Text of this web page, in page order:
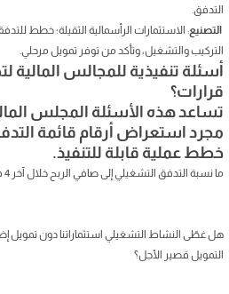
التدفق.
التصنيع: الاستثمارات الرأسمالية الثقيلة؛ خطط
التركيب والتشغيل، وتأكد من توفر تمويل مرحلي.
أسئلة تنفيذية للمجالس المالية
قرارات؟
تساعد هذه الأسئلة المجلس
مجرد استعراض أرقام قائمة
خطط عملية قابلة للتنفيذ.
ما نسبة التدفق التشغيلي إلى صافي الربح خلال آخر 4 فصول؟
هل غطّى النشاط التشغيلي استثماراتنا دون تمويل
التمويل قصير الأجل؟